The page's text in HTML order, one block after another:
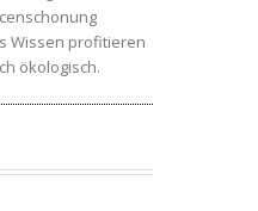
Wissen profitieren
ökologisch.